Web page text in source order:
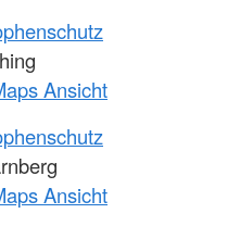
Ansicht
Ansicht